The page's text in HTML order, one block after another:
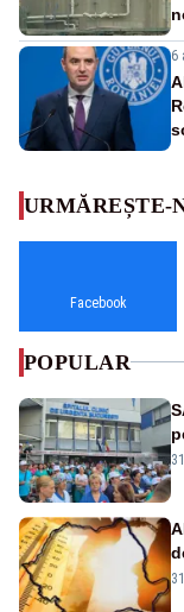
6
URMĂREȘTE-
Facebook
POPULAR